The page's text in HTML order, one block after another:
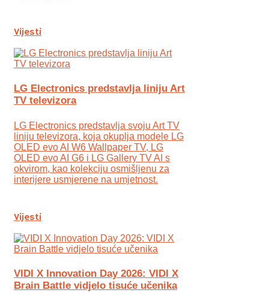
Vijesti
LG Electronics predstavlja liniju Art
TV televizora
LG Electronics predstavlja svoju Art TV
liniju televizora, koja okuplja modele LG
OLED evo AI W6 Wallpaper TV, LG
OLED evo AI G6 i LG Gallery TV AI s
okvirom, kao kolekciju osmišljenu za
interijere usmjerene na umjetnost.
Vijesti
VIDI X Innovation Day 2026: VIDI X
Brain Battle vidjelo tisuće učenika